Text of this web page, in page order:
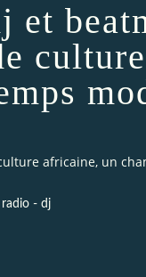
et
africaine, un
- dj